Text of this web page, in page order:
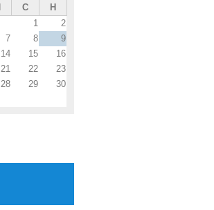
С
Н
1
2
7 8
9
14 15
16
21 22
23
28 29
30